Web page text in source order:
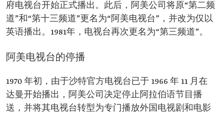
府电视台开始正式播出。此后，阿美公司将原“第二频
道”和“第十三频道”更名为“阿美电视台”，并改为仅以
英语播出。1981年，电视台再次更名为“第三频道”。
阿美电视台的停播
1970 年初，由于沙特官方电视台已于 1966 年 11 月在
达曼开始播出，阿美公司决定停止阿拉伯语节目播
送，并将其电视台转型为专门播放外国电视剧和电影